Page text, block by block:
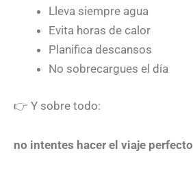
Lleva siempre agua
Evita horas de calor
Planifica descansos
No sobrecargues el día
👉 Y sobre todo:
no intentes hacer el viaje perfecto